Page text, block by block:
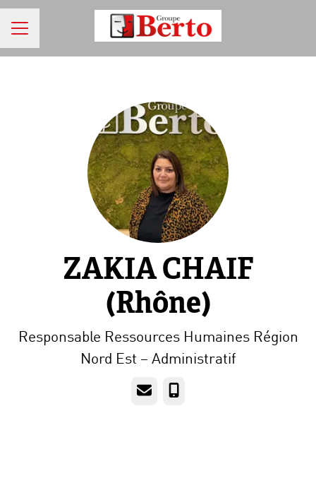
MENU CARRIÈRE
ZAKIA CHAIF
(Rhône)
Responsable Ressources Humaines Région
Nord Est – Administratif
E-mail Téléphone